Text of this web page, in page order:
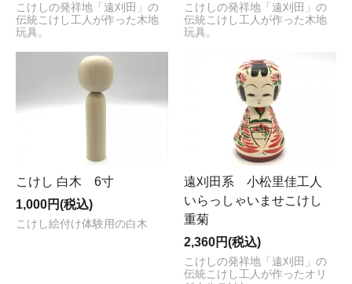
こけしの発祥地「遠刈田」の
伝統こけし工人が作った木地
玩具。
こけしの発祥地「遠刈田」の
伝統こけし工人が作った木地
玩具。
こけし 白木 6寸
1,000円(税込)
こけし絵付け体験用の白木
遠刈田系 小松里佳工人
いらっしゃいませこけし
重菊
2,360円(税込)
こけしの発祥地「遠刈田」の
伝統こけし工人が作ったオリ